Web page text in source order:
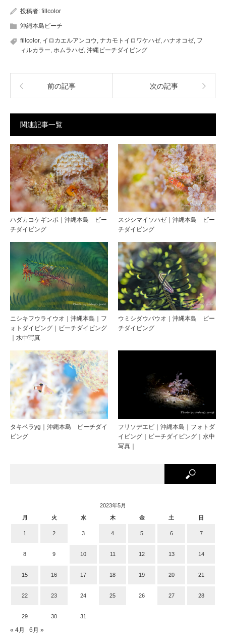
投稿者: fillcolor
沖縄本島ビーチ
fillcolor, イロカエルアンコウ ナカモトイロワケハゼ ハナオコゼ フ
ィルカラー ホムラハゼ 沖縄ビーチダイビング
前の記事 次の記事
関連記事一覧
ハダカコケギンポ｜沖縄本島 ビー
チダイビング
スジシマイソハゼ｜沖縄本島 ビー
チダイビング
ニシキフウライウオ｜沖縄本島｜フ
ォトダイビング｜ビーチダイビング
｜水中写真
ウミシダウバウオ｜沖縄本島 ビー
チダイビング
タキベラyg｜沖縄本島 ビーチダイ
ビング
フリソデエビ｜沖縄本島｜フォトダ
イビング｜ビーチダイビング｜水中
写真｜
2023年5月
月
火 水 木 金 土 日
1 2 3 4 5 6 7
8 9 10 11 12 13 14
15 16 17 18 19 20 21
22 23 24 25 26 27 28
29 30 31
« 4月 6月 »